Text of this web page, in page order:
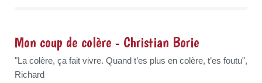
Mon coup de colère - Christian Borie
"La colère, ça fait vivre. Quand t’es plus en colère, t’es foutu",
Richard